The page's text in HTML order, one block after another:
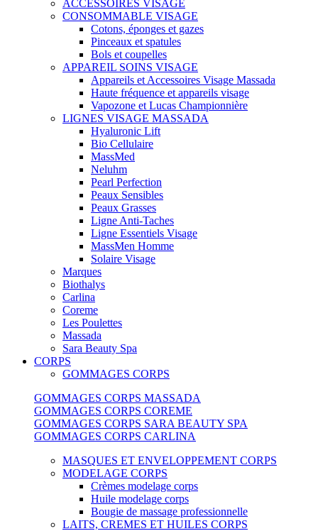
ACCESSOIRES VISAGE
CONSOMMABLE VISAGE
Cotons, éponges et gazes
Pinceaux et spatules
Bols et coupelles
APPAREIL SOINS VISAGE
Appareils et Accessoires Visage Massada
Haute fréquence et appareils visage
Vapozone et Lucas Championnière
LIGNES VISAGE MASSADA
Hyaluronic Lift
Bio Cellulaire
MassMed
Neluhm
Pearl Perfection
Peaux Sensibles
Peaux Grasses
Ligne Anti-Taches
Ligne Essentiels Visage
MassMen Homme
Solaire Visage
Marques
Biothalys
Carlina
Coreme
Les Poulettes
Massada
Sara Beauty Spa
CORPS
GOMMAGES CORPS
GOMMAGES CORPS MASSADA
GOMMAGES CORPS COREME
GOMMAGES CORPS SARA BEAUTY SPA
GOMMAGES CORPS CARLINA
MASQUES ET ENVELOPPEMENT CORPS
MODELAGE CORPS
Crèmes modelage corps
Huile modelage corps
Bougie de massage professionnelle
LAITS, CREMES ET HUILES CORPS